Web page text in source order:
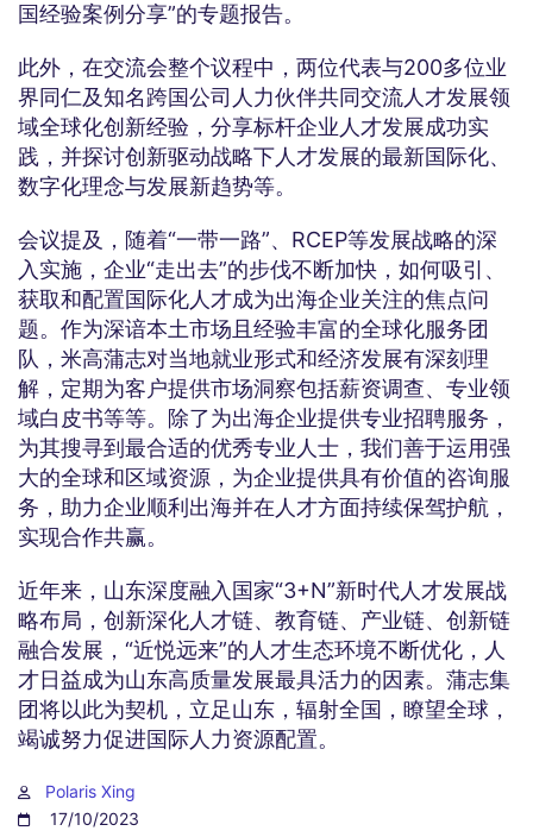
国经验案例分享”的专题报告。
此外，在交流会整个议程中，两位代表与200多位业
界同仁及知名跨国公司人力伙伴共同交流人才发展领
域全球化创新经验，分享标杆企业人才发展成功实
践，并探讨创新驱动战略下人才发展的最新国际化、
数字化理念与发展新趋势等。
会议提及，随着“一带一路”、RCEP等发展战略的深
入实施，企业“走出去”的步伐不断加快，如何吸引、
获取和配置国际化人才成为出海企业关注的焦点问
题。作为深谙本土市场且经验丰富的全球化服务团
队，米高蒲志对当地就业形式和经济发展有深刻理
解，定期为客户提供市场洞察包括薪资调查、专业领
域白皮书等等。除了为出海企业提供专业招聘服务，
为其搜寻到最合适的优秀专业人士，我们善于运用强
大的全球和区域资源，为企业提供具有价值的咨询服
务，助力企业顺利出海并在人才方面持续保驾护航，
实现合作共赢。
近年来，山东深度融入国家“3+N”新时代人才发展战
略布局，创新深化人才链、教育链、产业链、创新链
融合发展，“近悦远来”的人才生态环境不断优化，人
才日益成为山东高质量发展最具活力的因素。蒲志集
团将以此为契机，立足山东，辐射全国，瞭望全球，
竭诚努力促进国际人力资源配置。
Polaris Xing
17/10/2023